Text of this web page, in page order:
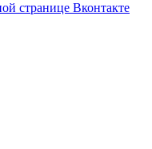
странице Вконтакте